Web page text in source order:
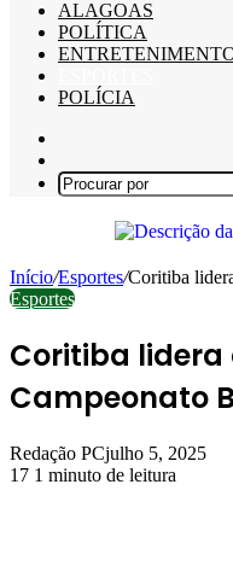
ALAGOAS
POLÍTICA
POLÍCIA
skin
Início/Esportes/Coritiba
Esportes
Coritiba lidera
Campeonato
Redação PCjulho 5, 2025
17 1 minuto de leitura